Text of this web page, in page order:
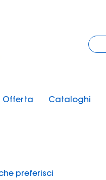
Offerta Cataloghi
preferisci